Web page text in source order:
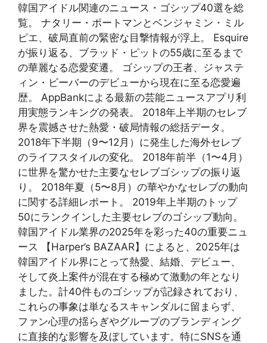
韓国アイドル関連のニュース・ゴシップ40選を総
覧。 ナタリー・ポートマンとベンジャミン・ミル
ピエ、破局直前の緊密な目撃情報が浮上。 Esquire
が振り返る、ブラッド・ピットの55歳に至るまで
の華麗なる恋愛変遷。 ゴシップの王者、ジャステ
ィン・ビーバーのデビューから現在に至る恋愛遍
歴。 AppBankによる最新の芸能ニュースアプリ利
用実態ランキングの発表。 2018年上半期のセレブ
界を震撼させた熱愛・破局情報の総括データ。
2018年下半期（9〜12月）に発生した海外セレブ
のライフスタイルの変化。 2018年前半（1〜4月）
に世界を驚かせた主要なセレブゴシップの振り返
り。 2018年夏（5〜8月）の華やかなセレブの動向
に関する詳細レポート。 2019年上半期のトップ
50にランクインした主要セレブのゴシップ動向。
韓国アイドル業界の2025年を彩った40の重要ニュ
ース 【Harper’s BAZAAR】によると、2025年は
韓国アイドル界にとって熱愛、結婚、デビュー、
そして炎上案件が混在する極めて激動の年となり
ました。計40件ものゴシップが記録されており、
これらの事象は単なるスキャンダルに留まらず、
ファン心理の揺らぎやグループのブランディング
に直接的な影響を及ぼしています。特にSNSを通